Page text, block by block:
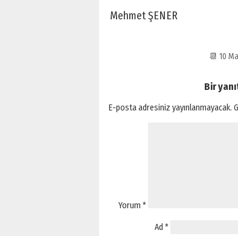
Mehmet ŞENER
📆 10
Bir
E-posta adresiniz yayınlanmayacak.
Yorum *
Ad *